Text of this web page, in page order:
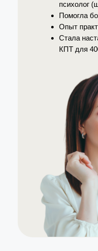
психолог
Помогла
Опыт
Стала
КПТ для